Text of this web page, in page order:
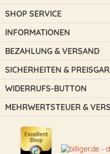
SHOP SERVICE
INFORMATIONEN
BEZAHLUNG & VERSAND
SICHERHEITEN &
WIDERRUFS-BUTTON
MEHRWERTSTEUER &